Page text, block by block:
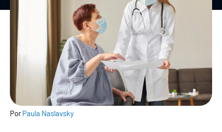
PorPaula Naslavsky